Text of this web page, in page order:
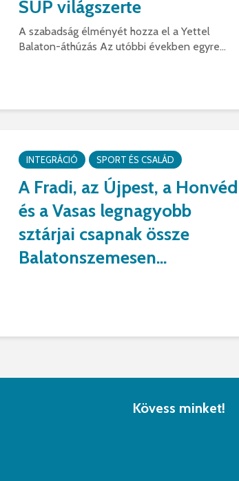
SUP világszerte
A szabadság élményét hozza el a Yettel
Balaton-áthúzás Az utóbbi években egyre...
INTEGRÁCIÓ SPORT ÉS CSALÁD
A Fradi, az Újpest, a Honvéd
és a Vasas legnagyobb
sztárjai csapnak össze
Balatonszemesen...
Kövess minket!